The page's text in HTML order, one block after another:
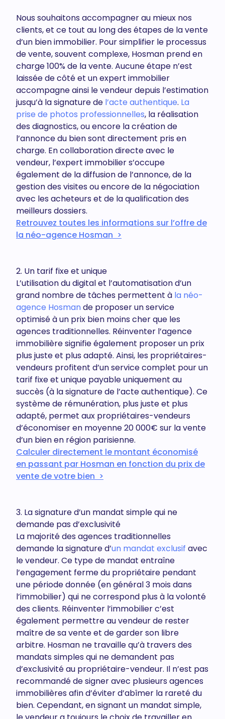
Nous souhaitons accompagner au mieux nos
clients, et ce tout au long des étapes de la vente
d’un bien immobilier. Pour simplifier le processus
de vente, souvent complexe, Hosman prend en
charge 100% de la vente. Aucune étape n’est
laissée de côté et un expert immobilier
accompagne ainsi le vendeur depuis l’estimation
jusqu’à la signature de l’acte authentique. La
prise de photos professionnelles, la réalisation
des diagnostics, ou encore la création de
l’annonce du bien sont directement pris en
charge. En collaboration directe avec le
vendeur, l’expert immobilier s’occupe
également de la diffusion de l’annonce, de la
gestion des visites ou encore de la négociation
avec les acheteurs et de la qualification des
meilleurs dossiers.
Retrouvez toutes les informations sur l’offre de
la néo-agence Hosman >
2. Un tarif fixe et unique
L’utilisation du digital et l’automatisation d’un
grand nombre de tâches permettent à la néo-
agence Hosmande proposer un service
optimisé à un prix bien moins cher que les
agences traditionnelles. Réinventer l’agence
immobilière signifie également proposer un prix
plus juste et plus adapté. Ainsi, les propriétaires-
vendeurs profitent d’un service complet pour un
tarif fixe et unique payable uniquement au
succès (à la signature de l’acte authentique). Ce
système de rémunération, plus juste et plus
adapté, permet aux propriétaires-vendeurs
d’économiser en moyenne 20 000€ sur la vente
d’un bien en région parisienne.
Calculer directement le montant économisé
en passant par Hosman en fonction du prix de
vente de votre bien >
3. La signature d’un mandat simple qui ne
demande pas d’exclusivité
La majorité des agences traditionnelles
demande la signature d’un mandat exclusif avec
le vendeur. Ce type de mandat entraîne
l’engagement ferme du propriétaire pendant
une période donnée (en général 3 mois dans
l’immobilier) qui ne correspond plus à la volonté
des clients. Réinventer l’immobilier c’est
également permettre au vendeur de rester
maître de sa vente et de garder son libre
arbitre. Hosman ne travaille qu’à travers des
mandats simples qui ne demandent pas
d’exclusivité au propriétaire-vendeur. Il n’est pas
recommandé de signer avec plusieurs agences
immobilières afin d’éviter d’abîmer la rareté du
bien. Cependant, en signant un mandat simple,